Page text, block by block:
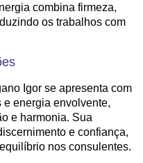
combina firmeza,
os trabalhos com
Igor se apresenta com
e energia envolvente,
e harmonia. Sua
e confiança,
nos consulentes.